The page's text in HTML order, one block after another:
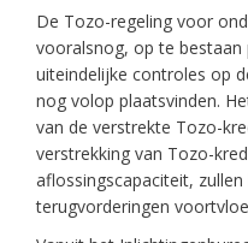
De Tozo-regeling voor
vooralsnog, op te
uiteindelijke controles op
nog volop plaatsvinden.
van de verstrekte Tozo-
verstrekking van Tozo-
aflossingscapaciteit,
terugvorderingen